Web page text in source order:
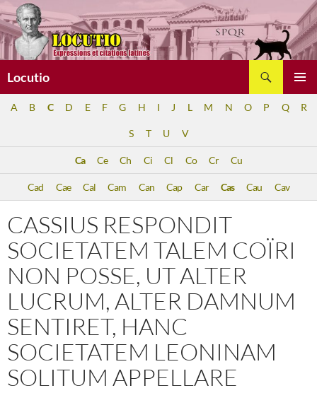
Aller
au
contenu
Locutio
A B C D E F G H I J L M N O P Q R
S T U V
Ca Ce Ch Ci Cl Co Cr Cu
Cad Cae Cal Cam Can Cap Car Cas Cau Cav
CASSIUS RESPONDIT
SOCIETATEM TALEM COÏRI
NON POSSE, UT ALTER
LUCRUM, ALTER DAMNUM
SENTIRET, HANC
SOCIETATEM LEONINAM
SOLITUM APPELLARE